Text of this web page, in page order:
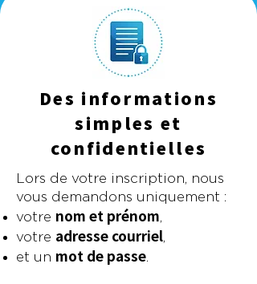
​Des informations
simples et
confidentielles
Lors de votre inscription, nous
vous demandons uniquement :
votre nom et prénom,
votre adresse courriel,
et un mot de passe.